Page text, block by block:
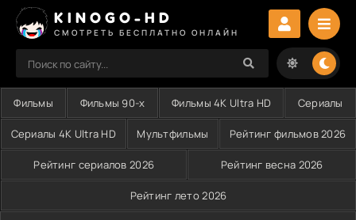
KINOGO-HD
СМОТРЕТЬ БЕСПЛАТНО ОНЛАЙН
Фильмы Фильмы 90-х Фильмы 4K Ultra HD Сериалы
Сериалы 4K Ultra HD Мультфильмы Рейтинг фильмов 2026
Рейтинг сериалов 2026 Рейтинг весна 2026
Рейтинг лето 2026